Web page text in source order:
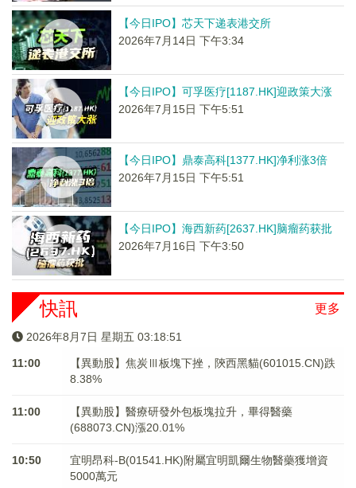
【今日IPO】芯天下递表港交所
2026年7月14日 下午3:34
【今日IPO】可孚医疗[1187.HK]迎政策大涨
2026年7月15日 下午5:51
【今日IPO】鼎泰高科[1377.HK]净利涨3倍
2026年7月15日 下午5:51
【今日IPO】海西新药[2637.HK]脑瘤药获批
2026年7月16日 下午3:50
更多
快訊
2026年8月7日 星期五 03:18:51
11:00
【異動股】焦炭Ⅲ板塊下挫，陝西黑貓(601015.CN)跌
8.38%
11:00
【異動股】醫療研發外包板塊拉升，畢得醫藥
(688073.CN)漲20.01%
10:50
宜明昂科-B(01541.HK)附屬宜明凱爾生物醫藥獲增資
5000萬元